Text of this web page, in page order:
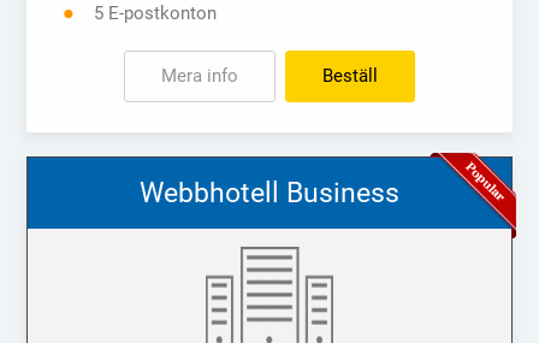
5 E-postkonton
Mera info Beställ
Webbhotell Business